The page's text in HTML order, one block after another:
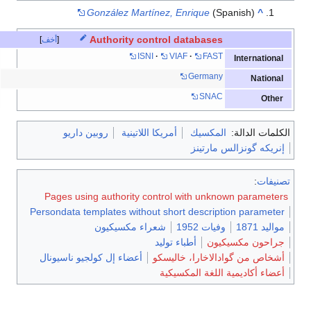
^
González Martínez, Enrique (Spanish)
أخف Authority control databases
International
ISNI VIAF FAST
National
Germany
Other
SNAC
الكلمات الدالة: المكسيك أمريكا اللاتينية
روبين داريو
إنريكه گونزالس مارتينز
تصنيفات:
Pages using authority control with unknown parameters
Persondata templates without short description parameter
مواليد 1871
وفيات 1952
شعراء مكسيكيون
جراحون مكسيكيون
أطباء توليد
أشخاص من گوادالاخارا، خاليسكو
أعضاء إل كولجيو ناسيونال
أعضاء أكاديمية اللغة المكسيكية